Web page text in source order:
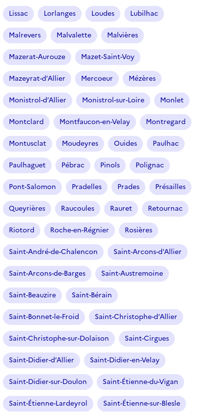
Lissac Lorlanges Loudes Lubilhac
Malrevers Malvalette Malvières
Mazerat-Aurouze Mazet-Saint-Voy
Mazeyrat-d’Allier Mercoeur Mézères
Monistrol-d’Allier Monistrol-sur-Loire Monlet
Montclard Montfaucon-en-Velay Montregard
Montusclat Moudeyres Ouides Paulhac
Paulhaguet Pébrac Pinols Polignac
Pont-Salomon Pradelles Prades Présailles
Queyrières Raucoules Rauret Retournac
Riotord Roche-en-Régnier Rosières
Saint-André-de-Chalencon Saint-Arcons-d’Allier
Saint-Arcons-de-Barges Saint-Austremoine
Saint-Beauzire Saint-Bérain
Saint-Bonnet-le-Froid Saint-Christophe-d’Allier
Saint-Christophe-sur-Dolaison Saint-Cirgues
Saint-Didier-d’Allier Saint-Didier-en-Velay
Saint-Didier-sur-Doulon Saint-Étienne-du-Vigan
Saint-Étienne-Lardeyrol Saint-Étienne-sur-Blesle